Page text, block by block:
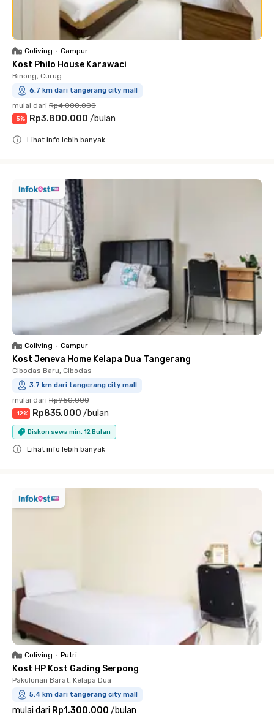
Coliving • Campur
Kost Philo House Karawaci
Binong, Curug
6.7 km dari tangerang city mall
mulai dari Rp4.000.000
-5% Rp3.800.000 /bulan
Lihat info lebih banyak
Coliving • Campur
Kost Jeneva Home Kelapa Dua Tangerang
Cibodas Baru, Cibodas
3.7 km dari tangerang city mall
mulai dari Rp950.000
-12% Rp835.000 /bulan
Diskon sewa min. 12 Bulan
Lihat info lebih banyak
Coliving • Putri
Kost HP Kost Gading Serpong
Pakulonan Barat, Kelapa Dua
5.4 km dari tangerang city mall
mulai dari Rp1.300.000 /bulan